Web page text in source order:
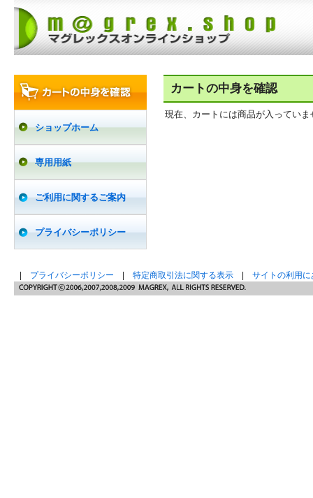
ショップホーム
専用用紙
ご利用に関するご案内
プライバシーポリシー
カートの中身を確認
現在、カートには商品が入っていま
プライバシーポリシー 特定商取引法に関する表示 サイトの利用に